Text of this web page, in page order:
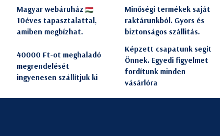
Magyar webáruház
10éves tapasztalattal,
amiben megbízhat.
Minőségi termékek saját
raktárunkból. Gyors és
biztonságos szállitás.
40000 Ft-ot meghaladó
megrendelését
ingyenesen szállítjuk ki
Képzett csapatunk segít
Önnek. Egyedi figyelmet
fordítunk minden
vásárlóra